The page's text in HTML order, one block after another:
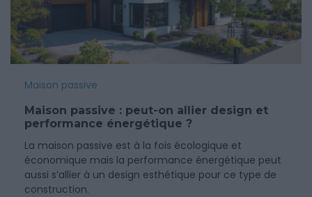
Maison passive
Maison passive : peut-on allier design et
performance énergétique ?
La maison passive est à la fois écologique et
économique mais la performance énergétique peut
aussi s’allier à un design esthétique pour ce type de
construction.